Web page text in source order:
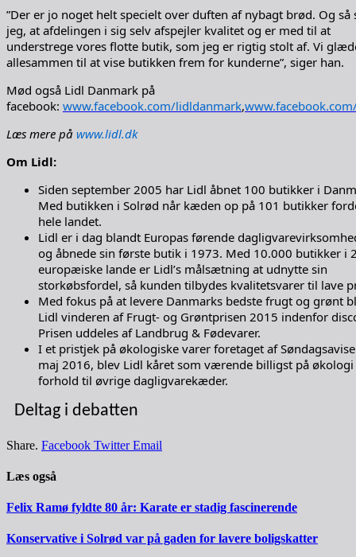
”Der er jo noget helt specielt over duften af nybagt brød. Og så
jeg, at afdelingen i sig selv afspejler kvalitet og er med til at
understrege vores flotte butik, som jeg er rigtig stolt af. Vi
allesammen til at vise butikken frem for kunderne”, siger han.
Mød også Lidl Danmark på
facebook: www.facebook.com/lidldanmark,
Læs mere på www.lidl.dk
Om Lidl:
Siden september 2005 har Lidl åbnet 100 butikker i
Med butikken i Solrød når kæden op på 101 butikker
hele landet.
Lidl er i dag blandt Europas førende
og åbnede sin første butik i 1973. Med 10.000 butikker i
europæiske lande er Lidl’s målsætning at udnytte sin
storkøbsfordel, så kunden tilbydes kvalitetsvarer til lave
Med fokus på at levere Danmarks bedste frugt og grønt
Lidl vinderen af Frugt- og Grøntprisen 2015 indenfor
Prisen uddeles af Landbrug & Fødevarer.
I et pristjek på økologiske varer foretaget af
maj 2016, blev Lidl kåret som værende billigst på økologi
forhold til øvrige dagligvarekæder.
Deltag i debatten
Share. Facebook Twitter Email
Læs også
Felix Ramø fyldte 80 år: Karate er stadig fascinerende
Konservative i Solrød var på gaden for lavere boligskatter